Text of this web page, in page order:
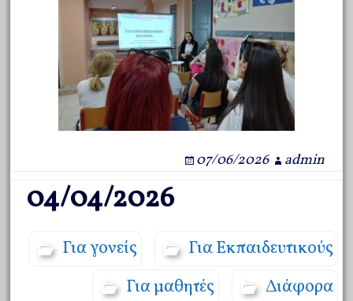
07/06/2026 admin
04/04/2026
Για γονείς
Για Εκπαιδευτικούς
Για μαθητές
Διάφορα